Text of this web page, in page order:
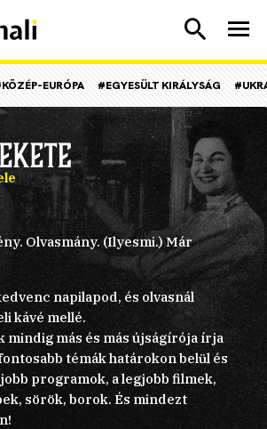
EURÓPA #EGYESÜLT KIRÁLYSÁG
Olvasmány. (Ilyesmi.) Már
napilapod, és olvasnál
kávé mellé.
mindig más és más újságírója írja
témák határokon belül és
programok, a legjobb filmek,
sörök, borok. És mindezt